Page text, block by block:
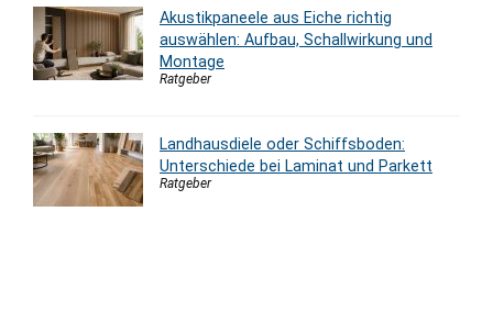
Akustikpaneele aus Eiche richtig
auswählen: Aufbau, Schallwirkung und
Montage
Ratgeber
Landhausdiele oder Schiffsboden:
Unterschiede bei Laminat und Parkett
Ratgeber